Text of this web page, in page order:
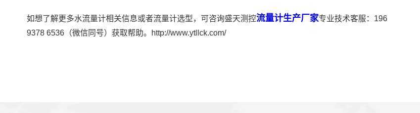
如想了解更多水流量计相关信息或者流量计选型，可咨询盛天测控流量计生产厂家专业技术客服：196
9378 6536（微信同号）获取帮助。http://www.ytllck.com/